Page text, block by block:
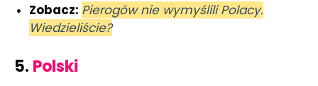
Zobacz: Pierogów nie wymyślili Polacy.
Wiedzieliście?
5. Polski